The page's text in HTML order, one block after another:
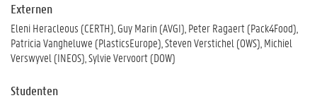
Externen
Eleni Heracleous (CERTH), Guy Marin (AVGI), Peter Ragaert (Pack4Food),
Patricia Vangheluwe (PlasticsEurope), Steven Verstichel (OWS), Michiel
Verswyvel (INEOS), Sylvie Vervoort (DOW)
Studenten